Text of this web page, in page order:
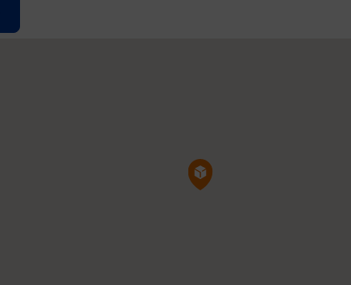
Pin de la carte